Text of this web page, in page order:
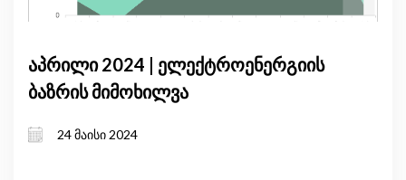
აპრილი 2024 | ელექტროენერგიის
ბაზრის მიმოხილვა
24 მაისი 2024